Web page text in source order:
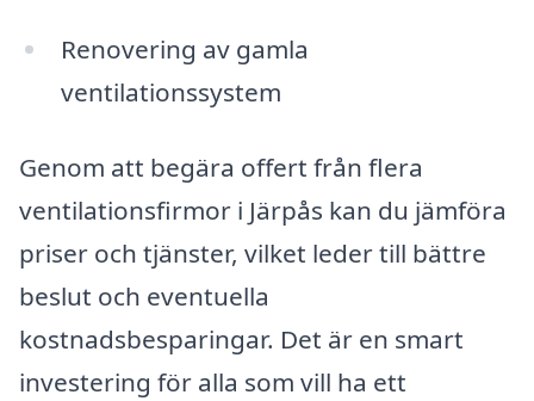
Renovering av gamla
ventilationssystem
Genom att begära offert från flera
ventilationsfirmor i Järpås kan du jämföra
priser och tjänster, vilket leder till bättre
beslut och eventuella
kostnadsbesparingar. Det är en smart
investering för alla som vill ha ett